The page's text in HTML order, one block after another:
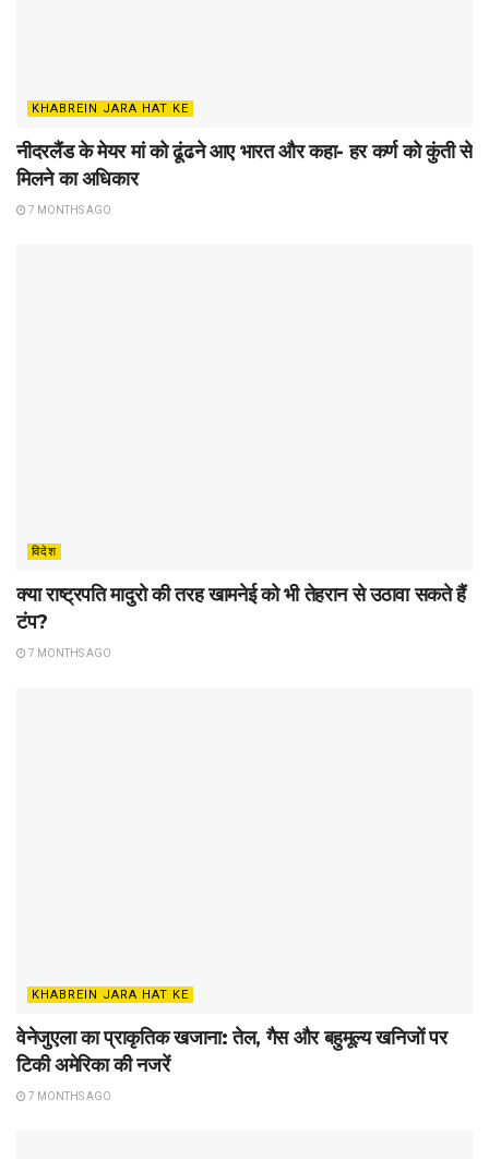
KHABREIN JARA HAT KE
नीदरलैंड के मेयर मां को ढूंढने आए भारत और कहा- हर कर्ण को कुंती से
मिलने का अधिकार
7 MONTHS AGO
विदेश
क्या राष्ट्रपति मादुरो की तरह खामनेई को भी तेहरान से उठावा सकते हैं
टंप?
7 MONTHS AGO
KHABREIN JARA HAT KE
वेनेजुएला का प्राकृतिक खजाना: तेल, गैस और बहुमूल्य खनिजों पर
टिकी अमेरिका की नजरें
7 MONTHS AGO